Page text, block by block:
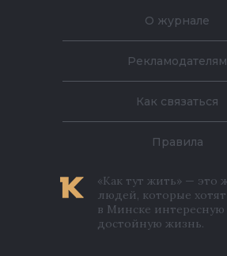
«Как тут жить» — это
людей, которые
в Минске интересную
достойную жизнь.
О журнале
Рекламодателям
Как связаться
Правила